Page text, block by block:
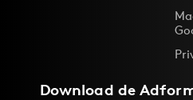
Download de